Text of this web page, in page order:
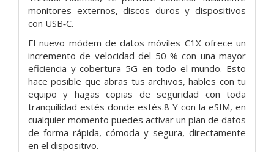
monitores externos, discos duros y dispositivos
con USB‑C.
El nuevo módem de datos móviles C1X ofrece un
incremento de velocidad del 50 % con una mayor
eficiencia y cobertura 5G en todo el mundo. Esto
hace posible que abras tus archivos, hables con tu
equipo y hagas copias de seguridad con toda
tranquilidad estés donde estés.8 Y con la eSIM, en
cualquier momento puedes activar un plan de datos
de forma rápida, cómoda y segura, directamente
en el dispositivo.